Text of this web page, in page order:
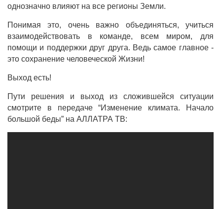
однозначно влияют на все регионы Земли.
Понимая это, очень важно объединяться, учиться
взаимодействовать в команде, всем миром, для
помощи и поддержки друг друга. Ведь самое главное -
это сохранение человеческой Жизни!
Выход есть!
Пути решения и выход из сложившейся ситуации
смотрите в передаче “Изменение климата. Начало
большой беды” на АЛЛАТРА ТВ: